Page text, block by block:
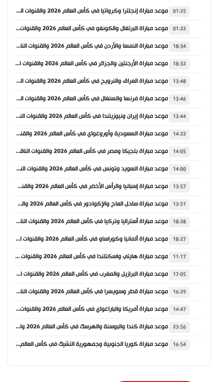
01:25 موعد مباراة إنجلترا وكرواتيا في كأس العالم 2026 والقنوات الناقلة
01:22 موعد مباراة البرتغال والكونغو في كأس العالم 2026 والقنوات الناقلة
18:34 موعد مباراة النمسا والأردن في كأس العالم 2026 والقنوات الناقلة
18:32 موعد مباراة الأرجنتين والجزائر في كأس العالم 2026 والقنوات الناقلة
13:48 موعد مباراة العراق والنرويج في كأس العالم 2026 والقنوات الناقلة
13:46 موعد مباراة فرنسا والسنغال في كأس العالم 2026 والقنوات الناقلة
13:44 موعد مباراة إيران ونيوزيلندا في كأس العالم 2026 والقنوات الناقلة
14:22 موعد مباراة السعودية وأوروغواي في كأس العالم 2026 والقنوات الناقلة
14:05 موعد مباراة بلجيكا ومصر في كأس العالم 2026 والقنوات الناقلة
14:00 موعد مباراة السويد وتونس في كأس العالم 2026 والقنوات الناقلة
13:57 موعد مباراة إسبانيا والرأس الأخضر في كأس العالم 2026 والقنوات الناقلة
13:51 موعد مباراة ساحل العاج والإكوادور في كأس العالم 2026 والقنوات الناقلة
18:28 موعد مباراة أستراليا وتركيا في كأس العالم 2026 والقنوات الناقلة
18:27 موعد مباراة ألمانيا وكوراساو في كأس العالم 2026 والقنوات الناقلة
11:17 موعد مباراة هايتي واسكتلندا في كأس العالم 2026 والقنوات الناقلة
17:05 موعد مباراة البرازيل والمغرب في كأس العالم 2026 والقنوات الناقلة
16:29 موعد مباراة قطر وسويسرا في كأس العالم 2026 والقنوات الناقلة
14:47 موعد مباراة أمريكا والباراغواي في كأس العالم 2026 والقنوات الناقلة
23:56 موعد مباراة كندا والبوسنة والهرسك في كأس العالم 2026 والقنوات الناقلة
16:54 موعد مباراة كوريا الجنوبية وجمهورية التشيك في كأس العالم 2026 والقنوات الناقلة